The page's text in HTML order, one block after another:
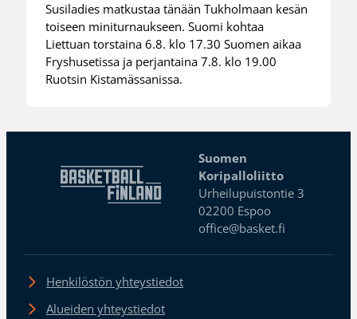
Susiladies matkustaa tänään Tukholmaan kesän
toiseen miniturnaukseen. Suomi kohtaa
Liettuan torstaina 6.8. klo 17.30 Suomen aikaa
Fryshusetissa ja perjantaina 7.8. klo 19.00
Ruotsin Kistamässanissa.
Suomen
Koripalloliitto
Urheilupuistontie 3
02200 Espoo
office@basket.fi
Henkilöstön yhteystiedot
Alueiden yhteystiedot